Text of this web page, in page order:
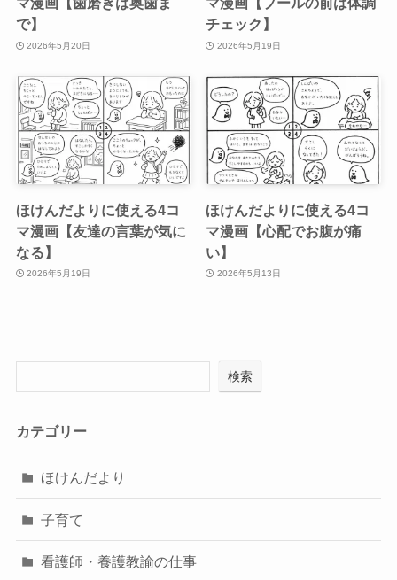
で】
2026年5月20日
チェック】
2026年5月19日
ほけんだよりに使える4コ
マ漫画【友達の言葉が気に
なる】
2026年5月19日
ほけんだよりに使える4コ
マ漫画【心配でお腹が痛
い】
2026年5月13日
検索
カテゴリー
ほけんだより
子育て
看護師・養護教諭の仕事